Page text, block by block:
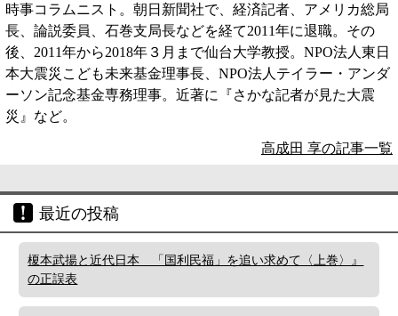
時事コラムニスト。朝日新聞社で、経済記者、アメリカ総局
長、論説委員、石巻支局長などを経て2011年に退職。その
後、2011年から2018年３月まで仙台大学教授。NPO法人東日
本大震災こども未来基金理事長、NPO法人テイラー・アンダ
ーソン記念基金専務理事。近著に『さかな記者が見た大震
災』など。
高成田 享の記事一覧
最近の投稿
榎本武揚と近代日本 「国利民福」を追い求めて〈上巻〉』
の正誤表